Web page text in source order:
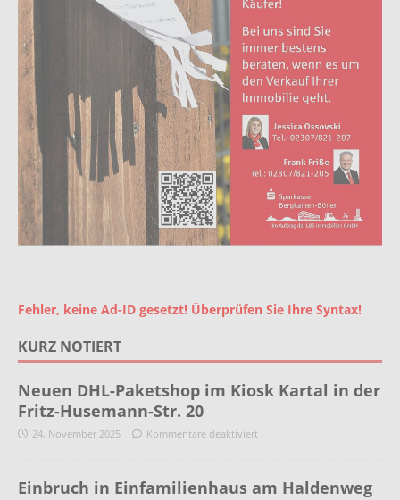
Fehler, keine Ad-ID gesetzt! Überprüfen Sie Ihre Syntax!
KURZ NOTIERT
Neuen DHL-Paketshop im Kiosk Kartal in der
Fritz-Husemann-Str. 20
24. November 2025 Kommentare deaktiviert
Einbruch in Einfamilienhaus am Haldenweg